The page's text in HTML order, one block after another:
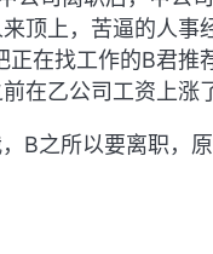
顶上，苦逼的人
正在找工作的B君
在乙公司工资上涨
之所以要离职，原